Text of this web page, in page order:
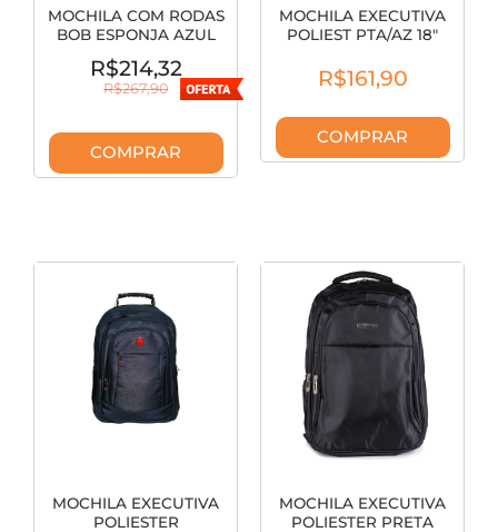
MOCHILA COM RODAS
BOB ESPONJA AZUL
R$214,32
R$267,90
COMPRAR
MOCHILA EXECUTIVA
POLIEST PTA/AZ 18"
R$161,90
COMPRAR
MOCHILA EXECUTIVA
POLIESTER
MOCHILA EXECUTIVA
POLIESTER PRETA